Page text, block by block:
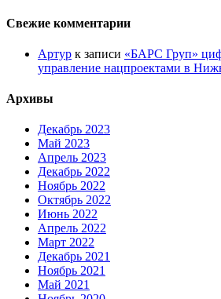
Свежие комментарии
Артур к записи «БАРС Груп»
управление нацпроектами в
Архивы
Декабрь 2023
Май 2023
Апрель 2023
Декабрь 2022
Ноябрь 2022
Октябрь 2022
Июнь 2022
Апрель 2022
Март 2022
Декабрь 2021
Ноябрь 2021
Май 2021